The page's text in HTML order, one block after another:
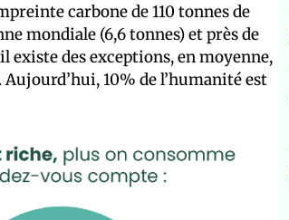
carbone de 110 tonnes de
mondiale (6,6 tonnes) et près de
existe des exceptions, en moyenne,
10% de l’humanité est